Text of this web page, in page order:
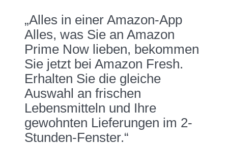
„Alles in einer Amazon-App
Alles, was Sie an Amazon
Prime Now lieben, bekommen
Sie jetzt bei Amazon Fresh.
Erhalten Sie die gleiche
Auswahl an frischen
Lebensmitteln und Ihre
gewohnten Lieferungen im 2-
Stunden-Fenster.“